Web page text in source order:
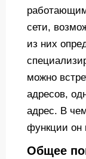
сети,
из них
можно
адресов,
адрес. В
функции он
Общее